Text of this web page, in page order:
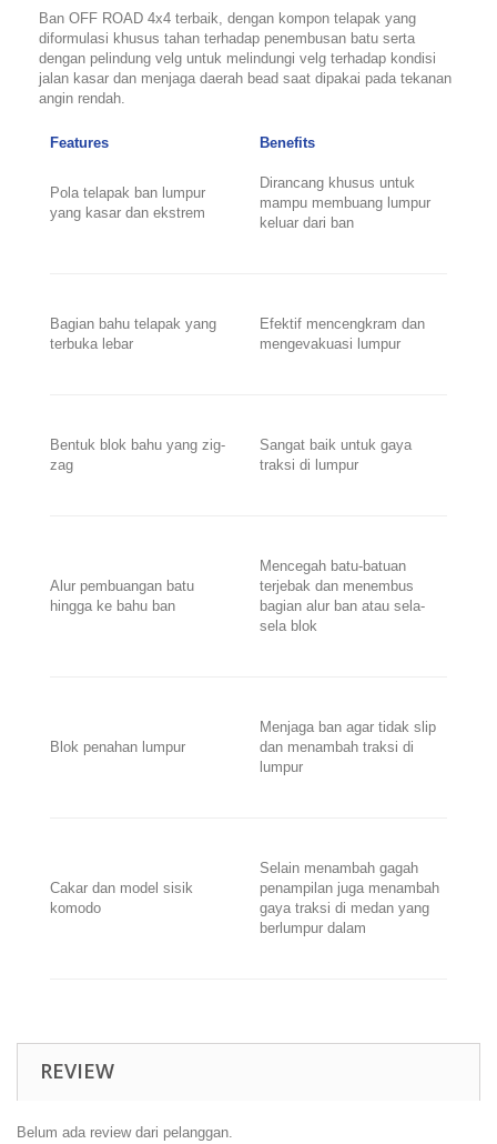
Ban OFF ROAD 4x4 terbaik, dengan kompon telapak yang
diformulasi khusus tahan terhadap penembusan batu serta
dengan pelindung velg untuk melindungi velg terhadap kondisi
jalan kasar dan menjaga daerah bead saat dipakai pada tekanan
angin rendah.
Features Benefits
Pola telapak ban lumpur
yang kasar dan ekstrem
Dirancang khusus untuk
mampu membuang lumpur
keluar dari ban
Bagian bahu telapak yang
terbuka lebar
Efektif mencengkram dan
mengevakuasi lumpur
Bentuk blok bahu yang zig-
zag
Sangat baik untuk gaya
traksi di lumpur
Alur pembuangan batu
hingga ke bahu ban
Mencegah batu-batuan
terjebak dan menembus
bagian alur ban atau sela-
sela blok
Blok penahan lumpur
Menjaga ban agar tidak slip
dan menambah traksi di
lumpur
Cakar dan model sisik
komodo
Selain menambah gagah
penampilan juga menambah
gaya traksi di medan yang
berlumpur dalam
REVIEW
Belum ada review dari pelanggan.